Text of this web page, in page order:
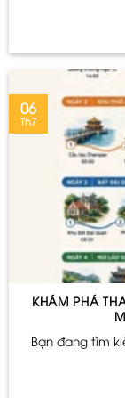
KHÁM PHÁ
Bạn đang tìm
06
Th7